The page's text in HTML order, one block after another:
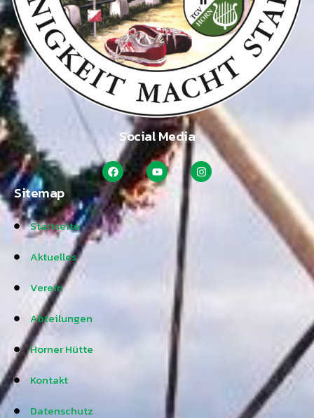
Social Media
Sitemap
Startseite
Aktuelles
Verein
Abteilungen
Horner Hütte
Kontakt
Datenschutz